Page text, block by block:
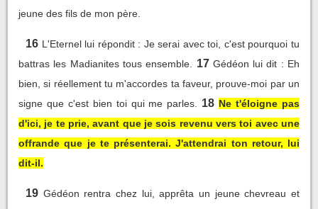
jeune des fils de mon père.
16 L'Eternel lui répondit : Je serai avec toi, c'est pourquoi tu
battras les Madianites tous ensemble.
17 Gédéon lui dit : Eh
bien, si réellement tu m'accordes ta faveur, prouve-moi par un
signe que c'est bien toi qui me parles.
18 Ne t'éloigne pas
d'ici, je te prie, avant que je sois revenu vers toi avec une
offrande que je te présenterai. J'attendrai ton retour, lui
dit-il.
19 Gédéon rentra chez lui, apprêta un jeune chevreau et